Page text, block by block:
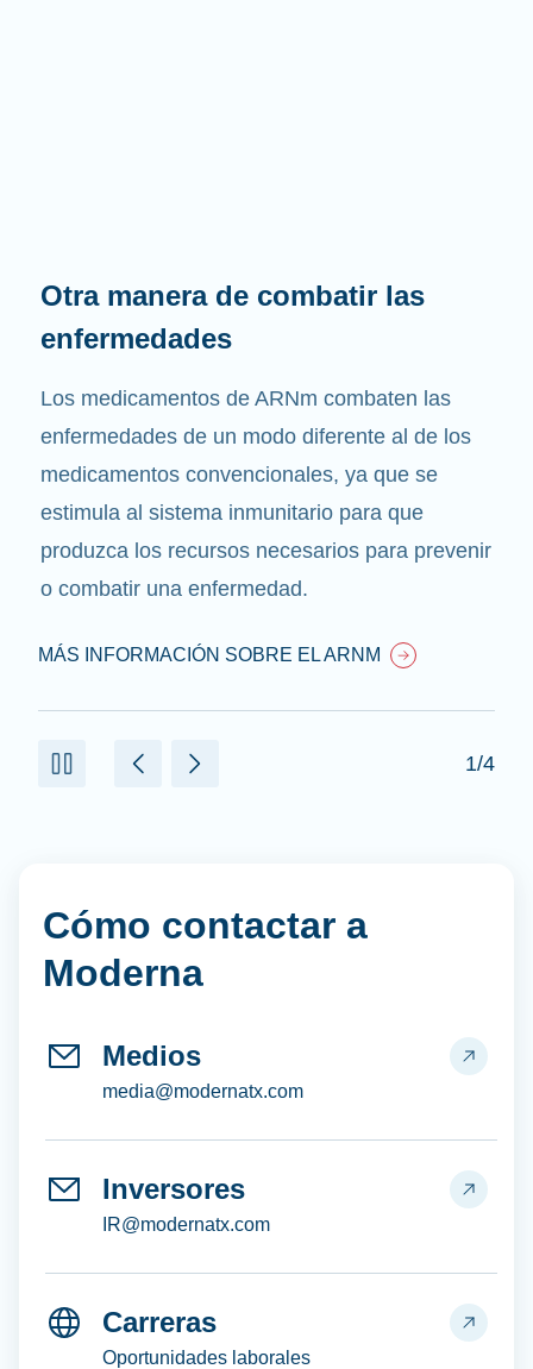
Otra manera de combatir las
enfermedades
Los medicamentos de ARNm combaten las
enfermedades de un modo diferente al de los
medicamentos convencionales, ya que se
estimula al sistema inmunitario para que
produzca los recursos necesarios para prevenir
o combatir una enfermedad.
MÁS INFORMACIÓN SOBRE EL ARNM
1/4
Cómo contactar a
Moderna
Medios
media@modernatx.com
Inversores
IR@modernatx.com
Carreras
Oportunidades laborales